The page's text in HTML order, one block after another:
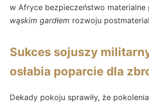
w Afryce bezpieczeństwo materialne
wąskim gardłem rozwoju
Sukces sojuszy
osłabia poparcie dla
Dekady pokoju sprawiły, że